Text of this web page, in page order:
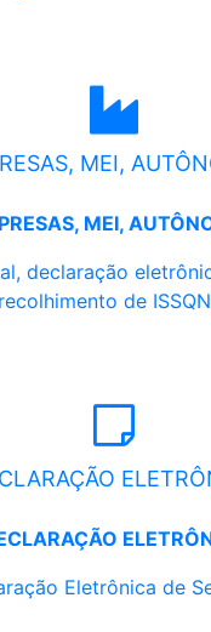
MEI,
MEI,
declaração
de
Eletrônica de